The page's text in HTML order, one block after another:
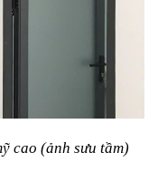
cao (ảnh sưu tầm)